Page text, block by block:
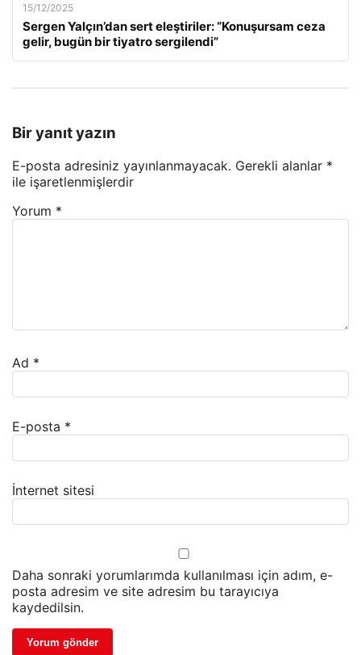
15/12/2025
Sergen Yalçın’dan sert eleştiriler: “Konuşursam ceza
gelir, bugün bir tiyatro sergilendi”
Bir yanıt yazın
E-posta adresiniz yayınlanmayacak. Gerekli alanlar *
ile işaretlenmişlerdir
Yorum *
Ad *
E-posta *
İnternet sitesi
Daha sonraki yorumlarımda kullanılması için adım, e-
posta adresim ve site adresim bu tarayıcıya
kaydedilsin.